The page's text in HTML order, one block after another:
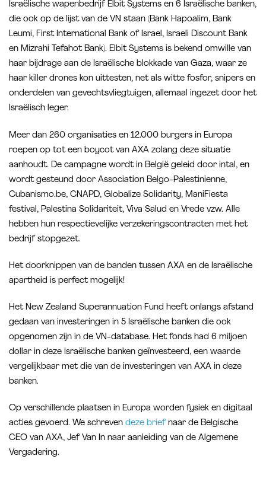
Israëlische wapenbedrijf Elbit Systems en 6 Israëlische banken,
die ook op de lijst van de VN staan (Bank Hapoalim, Bank
Leumi, First International Bank of Israel, Israeli Discount Bank
en Mizrahi Tefahot Bank). Elbit Systems is bekend omwille van
haar bijdrage aan de Israëlische blokkade van Gaza, waar ze
haar killer drones kon uittesten, net als witte fosfor, snipers en
onderdelen van gevechtsvliegtuigen, allemaal ingezet door het
Israëlisch leger.
Meer dan 260 organisaties en 12.000 burgers in Europa
roepen op tot een boycot van AXA zolang deze situatie
aanhoudt. De campagne wordt in België geleid door intal, en
wordt gesteund door Association Belgo-Palestinienne,
Cubanismo.be, CNAPD, Globalize Solidarity, ManiFiesta
festival, Palestina Solidariteit, Viva Salud en Vrede vzw. Alle
hebben hun respectievelijke verzekeringscontracten met het
bedrijf stopgezet.
Het doorknippen van de banden tussen AXA en de Israëlische
apartheid is perfect mogelijk!
Het New Zealand Superannuation Fund heeft onlangs afstand
gedaan van investeringen in 5 Israëlische banken die ook
opgenomen zijn in de VN-database. Het fonds had 6 miljoen
dollar in deze Israëlische banken geïnvesteerd, een waarde
vergelijkbaar met die van de investeringen van AXA in deze
banken.
Op verschillende plaatsen in Europa worden fysiek en digitaal
acties gevoerd. We schreven deze brief naar de Belgische
CEO van AXA, Jef Van In naar aanleiding van de Algemene
Vergadering.